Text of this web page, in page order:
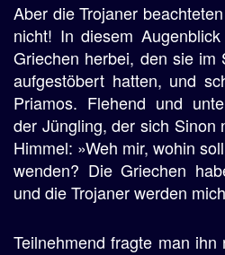
Aber die Trojaner
nicht! In diesem
Griechen herbei, den sie im
aufgestöbert hatten, und
Priamos. Flehend und
der Jüngling, der sich Sinon
Himmel: »Weh mir, wohin
wenden? Die Griechen
und die Trojaner werden
Teilnehmend fragte man